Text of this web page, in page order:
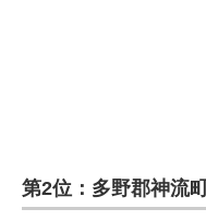
第2位：多野郡神流町